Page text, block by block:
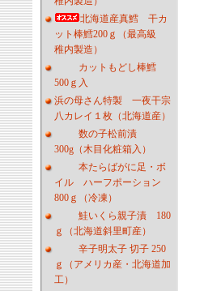
北海道産真鱈 干カ
ット棒鱈200ｇ（最高級
稚内製造）
カットもどし棒鱈
500ｇ入
浜の母さん特製 一夜干宗
八カレイ１枚（北海道産）
数の子松前漬
300g（木目化粧箱入）
本たらばがに足・ボ
イル ハーフポーション
800ｇ（冷凍）
鮭いくら親子漬 180
ｇ（北海道斜里町産）
辛子明太子 切子 250
ｇ（アメリカ産・北海道加
工）